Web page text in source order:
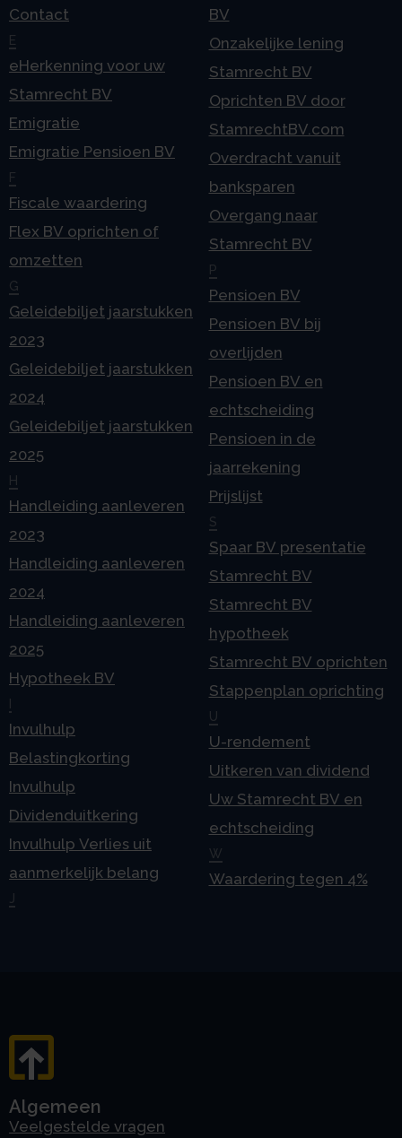
Contact
E
eHerkenning voor uw
Stamrecht BV
Emigratie
Emigratie Pensioen BV
F
Fiscale waardering
Flex BV oprichten of
omzetten
G
Geleidebiljet jaarstukken
2023
Geleidebiljet jaarstukken
2024
Geleidebiljet jaarstukken
2025
H
Handleiding aanleveren
2023
Handleiding aanleveren
2024
Handleiding aanleveren
2025
Hypotheek BV
Invulhulp
Belastingkorting
Invulhulp
Dividenduitkering
Invulhulp Verlies uit
aanmerkelijk belang
BV
Onzakelijke lening
Stamrecht BV
Oprichten BV door
StamrechtBV.com
Overdracht vanuit
banksparen
Overgang naar
Stamrecht BV
P
Pensioen BV
Pensioen BV bij
overlijden
Pensioen BV en
echtscheiding
Pensioen in de
jaarrekening
Prijslijst
S
Spaar BV presentatie
Stamrecht BV
Stamrecht BV
hypotheek
Stamrecht BV oprichten
Stappenplan oprichting
U
U-rendement
Uitkeren van dividend
Uw Stamrecht BV en
echtscheiding
W
Waardering tegen 4%
Algemeen
Veelgestelde vragen